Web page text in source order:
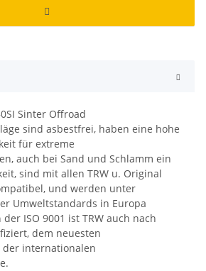
Sinter Offroad
sind asbestfrei, haben eine hohe
für extreme
auch bei Sand und Schlamm ein
sind mit allen TRW u. Original
und werden unter
Umweltstandards in Europa
ISO 9001 ist TRW auch nach
dem neuesten
internationalen